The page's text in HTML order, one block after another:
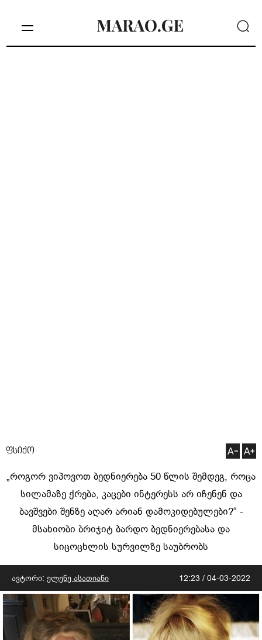
ფსიქო
„როგორ ვიპოვოთ ბედნიერება 50 წლის შემდეგ, როცა
სილამაზე ქრება, კაცები ინტერესს არ იჩენენ და
ბავშვები შენზე აღარ არიან დამოკიდებულები?“ -
მსახიობი ბრიჯიტ ბარდო ბედნიერებასა და
სიცოცხლის სურვილზე საუბრობს
ავტორი: ელენე ასათიანი 12:23 / 04-03-2022